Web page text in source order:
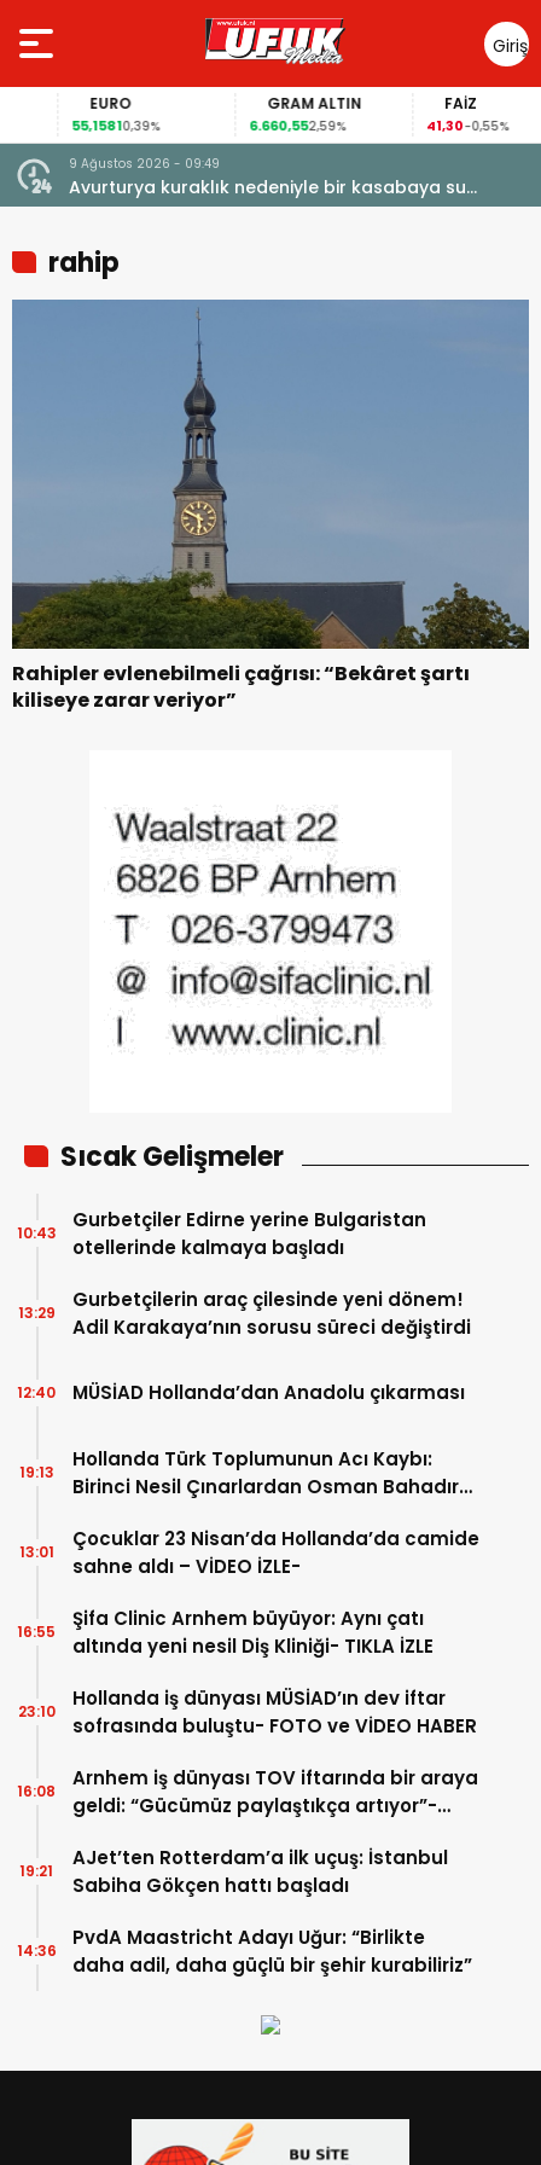
Giriş
Yap
EURO
55,15810,39%
GRAM ALTIN
6.660,552,59%
FAİZ
41,30-0,55%
9 Ağustos 2026 - 09:49
Avurturya kuraklık nedeniyle bir kasabaya su
vermeyi durdurdu
rahip
Rahipler evlenebilmeli çağrısı: “Bekâret şartı
kiliseye zarar veriyor”
Sıcak Gelişmeler
Gurbetçiler Edirne yerine Bulgaristan
otellerinde kalmaya başladı
10:43
Gurbetçilerin araç çilesinde yeni dönem!
Adil Karakaya’nın sorusu süreci değiştirdi
13:29
MÜSİAD Hollanda’dan Anadolu çıkarması
12:40
Hollanda Türk Toplumunun Acı Kaybı:
Birinci Nesil Çınarlardan Osman Bahadır
19:13
Çocuklar 23 Nisan’da Hollanda’da camide
sahne aldı – VİDEO İZLE-
13:01
Şifa Clinic Arnhem büyüyor: Aynı çatı
altında yeni nesil Diş Kliniği- TIKLA İZLE
16:55
Hollanda iş dünyası MÜSİAD’ın dev iftar
sofrasında buluştu- FOTO ve VİDEO HABER
23:10
Arnhem iş dünyası TOV iftarında bir araya
geldi: “Gücümüz paylaştıkça artıyor”-
16:08
AJet’ten Rotterdam’a ilk uçuş: İstanbul
Sabiha Gökçen hattı başladı
19:21
PvdA Maastricht Adayı Uğur: “Birlikte
daha adil, daha güçlü bir şehir kurabiliriz”
14:36